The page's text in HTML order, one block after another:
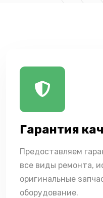
Гарантия
Предоставляем
все виды ремонта,
оригинальные
оборудование.